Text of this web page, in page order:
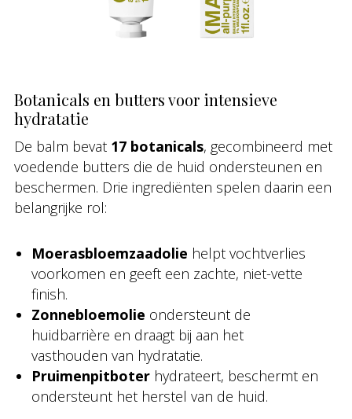
Botanicals en butters voor intensieve
hydratatie
De balm bevat 17 botanicals, gecombineerd met
voedende butters die de huid ondersteunen en
beschermen. Drie ingrediënten spelen daarin een
belangrijke rol:
Moerasbloemzaadolie helpt vochtverlies
voorkomen en geeft een zachte, niet-vette
finish.
Zonnebloemolie ondersteunt de
huidbarrière en draagt bij aan het
vasthouden van hydratatie.
Pruimenpitboterhydrateert, beschermt en
ondersteunt het herstel van de huid.